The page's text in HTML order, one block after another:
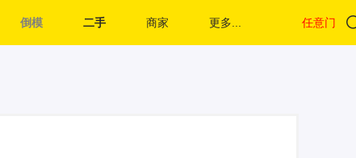
倒模 二手 商家 更多... 任意门